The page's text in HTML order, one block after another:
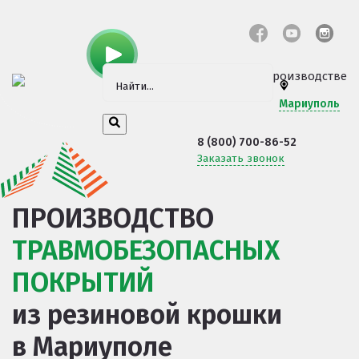
Мариуполь
8 (800) 700-86-52
Заказать звонок
Посмотрите видео о производстве
ПРОИЗВОДСТВО
ТРАВМОБЕЗОПАСНЫХ
ПОКРЫТИЙ
из резиновой крошки
в Мариуполе